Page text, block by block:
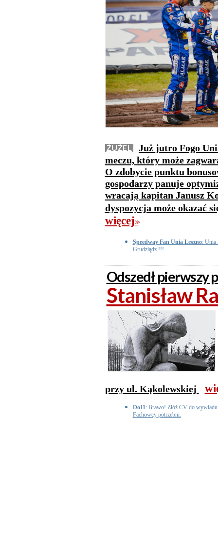
ŻUŻEL
Już jutro Fogo
meczu, który może
O zdobycie punktu
gospodarzy panuje
wracają kapitan Janusz
dyspozycja może okazać
więcej>>
Speedway Fan Unia Leszno: Unia
Grudziądz !!!
Odszedł pierwszy
Stanisław
przy ul. Kąkolewskiej
Do11: Brawo! Złóż CV do
Fachowcy potrzebni.